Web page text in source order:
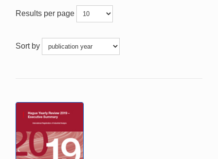
Results per page
Sort by